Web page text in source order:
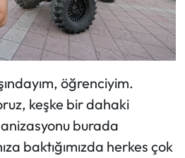
öğrenciyim.
keşke bir dahaki
burada
baktığımızda herkes çok